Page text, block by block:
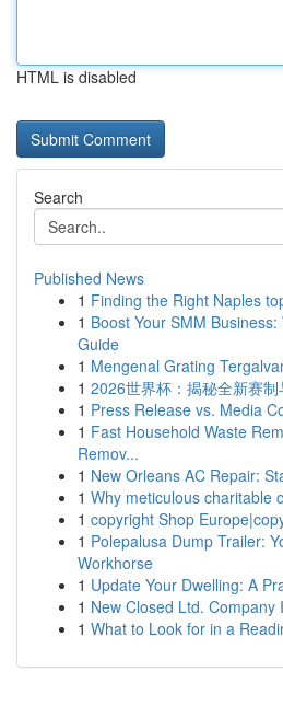
HTML is disabled
Search
Published News
1 Finding the Right Naples
1 Boost Your SMM
Guide
1 Mengenal Grating
1 2026世界杯：揭秘全新赛制
1 Press Release vs. Media
1 Fast Household Waste
Remov...
1 New Orleans AC Repair:
1 Why meticulous charitable
1 copyright Shop
1 Polepalusa Dump Trailer:
Workhorse
1 Update Your Dwelling: A
1 New Closed Ltd. Company
1 What to Look for in a